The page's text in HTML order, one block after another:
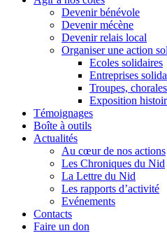
Devenir bénévole
Devenir mécène
Devenir relais local
Organiser une action
Ecoles solidaires
Entreprises
Troupes,
Exposition
Témoignages
Boîte à outils
Actualités
Au cœur de nos actions
Les Chroniques du Nid
La Lettre du Nid
Les rapports d’activité
Evénements
Contacts
Faire un don